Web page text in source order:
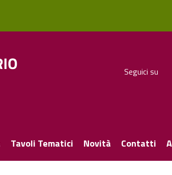
Seguici su
Tavoli Tematici Novità Contatti